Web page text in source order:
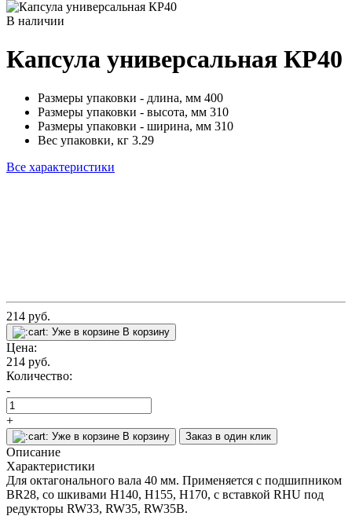
В наличии
Капсула универсальная КР40
Размеры упаковки - длина, мм 400
Размеры упаковки - высота, мм 310
Размеры упаковки - ширина, мм 310
Вес упаковки, кг 3.29
Все характеристики
214 руб.
Уже в корзине В корзину
Цена:
214 руб.
Количество:
-
+
Уже в корзине В корзину Заказ в один клик
Описание
Характеристики
Для октагонального вала 40 мм. Применяется с подшипником
ВR28, со шкивами H140, H155, H170, с вставкой RHU под
редукторы RW33, RW35, RW35B.